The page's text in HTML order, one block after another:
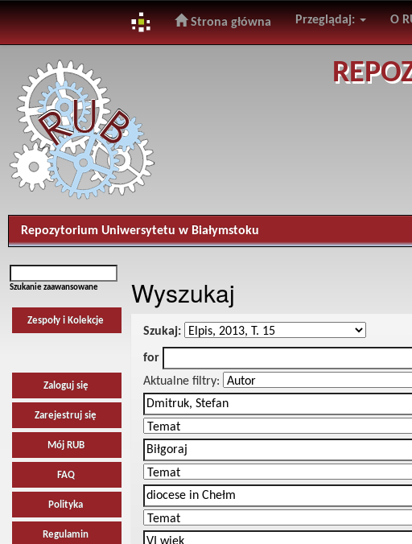
navigation
Strona główna Przeglądaj: O
Repozytorium Uniwersytetu w Białymstoku
Szukanie zaawansowane
Zespoły i Kolekcje
Zaloguj się
Zarejestruj się
Mój RUB
FAQ
Polityka
Regulamin
Wyszukaj
Szukaj:
for
Aktualne filtry: